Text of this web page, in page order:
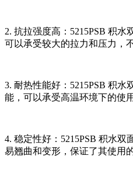
2. 抗拉强度高：5215PSB 积水
可以承受较大的拉力和压力，
3. 耐热性能好：5215PSB 积水
能，可以承受高温环境下的使
4. 稳定性好：5215PSB 积水
易翘曲和变形，保证了其使用